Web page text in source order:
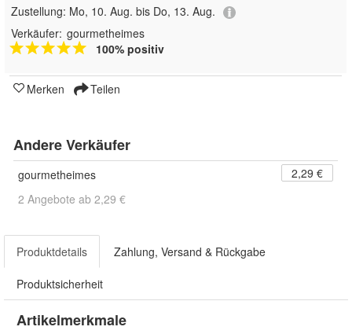
Zustellung: Mo, 10. Aug. bis Do, 13. Aug.
Verkäufer: gourmetheimes
100% positiv
Merken Teilen
Andere Verkäufer
gourmetheimes
2,29 €
2 Angebote ab 2,29 €
Produktdetails Zahlung, Versand & Rückgabe
Produktsicherheit
Artikelmerkmale